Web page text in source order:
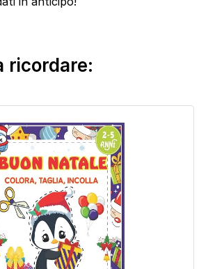
ricordare: